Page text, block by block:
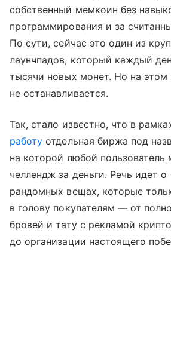
собственный мемкоин без
программирования и за
По сути, сейчас это один из
лаунчпадов, который каждый
тысячи новых монет. Но на этом
не останавливается.
Так, стало известно, что в
работу отдельная биржа под
на которой любой
челлендж за деньги. Речь идет
рандомных вещах, которые
в голову покупателям — от
бровей и тату с рекламой
до организации настоящего